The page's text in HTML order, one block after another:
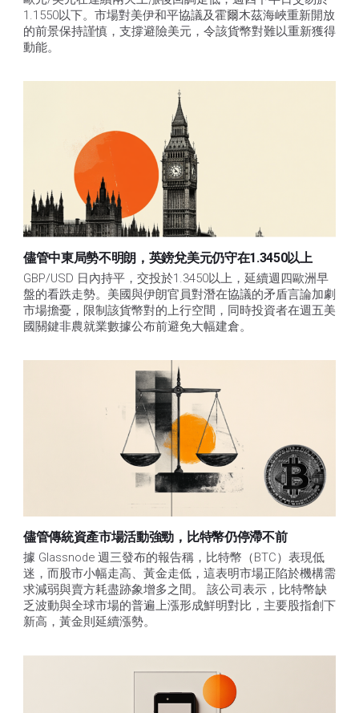
1.1550以下。市場對美伊和平協議及霍爾木茲海峽重新開放
的前景保持謹慎，支撐避險美元，令該貨幣對難以重新獲得
動能。
儘管中東局勢不明朗，英鎊兌美元仍守在1.3450以上
GBP/USD 日內持平，交投於1.3450以上，延續週四歐洲早
盤的看跌走勢。美國與伊朗官員對潛在協議的矛盾言論加劇
市場擔憂，限制該貨幣對的上行空間，同時投資者在週五美
國關鍵非農就業數據公布前避免大幅建倉。
儘管傳統資產市場活動強勁，比特幣仍停滯不前
據 Glassnode 週三發布的報告稱，比特幣（BTC）表現低
迷，而股市小幅走高、黃金走低，這表明市場正陷於機構需
求減弱與賣方耗盡跡象增多之間。 該公司表示，比特幣缺
乏波動與全球市場的普遍上漲形成鮮明對比，主要股指創下
新高，黃金則延續漲勢。